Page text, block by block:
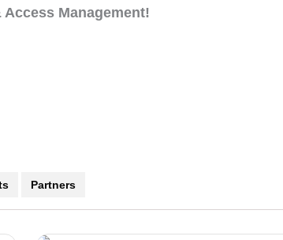
Management!
Partners